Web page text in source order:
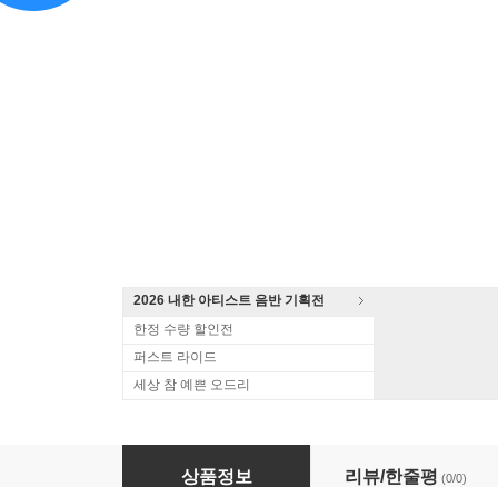
2026 내한 아티스트 음반 기획전
한정 수량 할인전
퍼스트 라이드
세상 참 예쁜 오드리
Lou Reed (루 리드) - Transformer [LP]
상품정보 리뷰/한줄평 (0/0)